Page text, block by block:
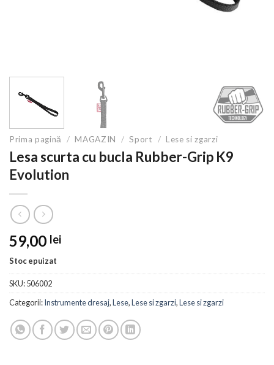
Prima pagină / MAGAZIN / Sport / Lese si zgarzi
Lesa scurta cu bucla Rubber-Grip K9
Evolution
59,00 lei
Stoc epuizat
SKU:506002
Categorii:Instrumente dresaj,Lese,Lese si zgarzi,Lese si zgarzi